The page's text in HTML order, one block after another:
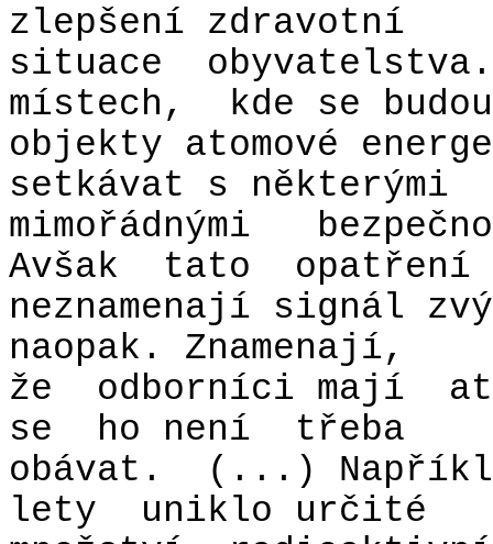
zlepšení zdravotní
situace
obyvatelstva.
místech,
kde se budou
objekty atomové
setkávat s některými
mimořádnými
Avšak
tato
opatření
neznamenají signál
naopak. Znamenají,
že
odborníci mají
se
ho není
třeba
obávat.
(...)
lety
uniklo určité